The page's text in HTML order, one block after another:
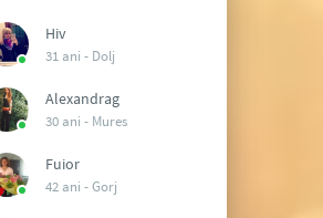
Hiv
31 ani - Dolj
Alexandrag
30 ani - Mures
Fuior
42 ani -Gorj